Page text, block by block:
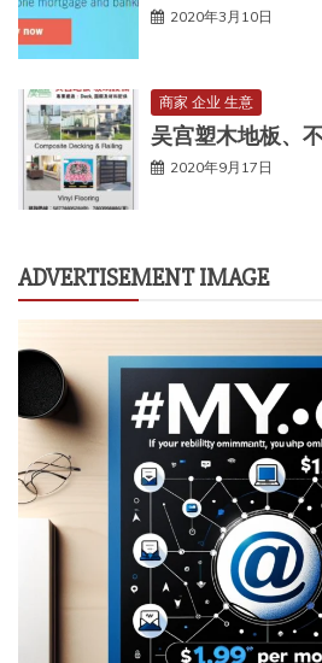
2020年3月10日
商家 企业 生意
吴宫塑木地板、
2020年9月17日
ADVERTISEMENT IMAGE